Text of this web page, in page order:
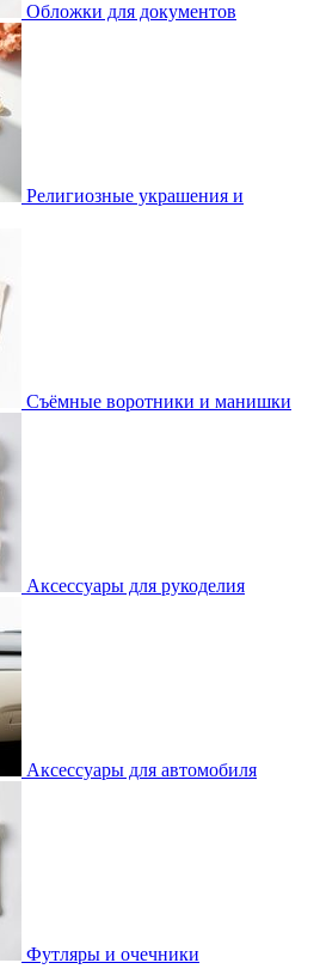
Обложки для документов
Религиозные украшения и
Съёмные воротники и манишки
Аксессуары для рукоделия
Аксессуары для автомобиля
Футляры и очечники